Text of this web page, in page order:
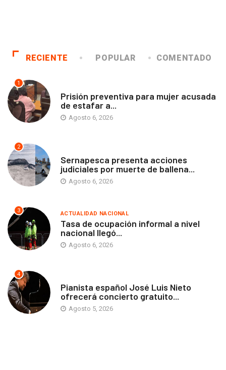
RECIENTE POPULAR COMENTADO
1
Prisión preventiva para mujer acusada
de estafar a...
Agosto 6, 2026
2
Sernapesca presenta acciones
judiciales por muerte de ballena...
Agosto 6, 2026
3 ACTUALIDAD NACIONAL
Tasa de ocupación informal a nivel
nacional llegó...
Agosto 6, 2026
4
Pianista español José Luis Nieto
ofrecerá concierto gratuito...
Agosto 5, 2026